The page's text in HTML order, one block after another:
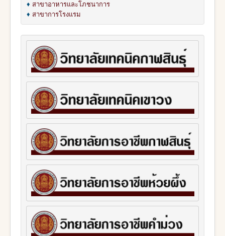
♦ สาขาอาหารและโภชนาการ
♦ สาขาการโรงแรม